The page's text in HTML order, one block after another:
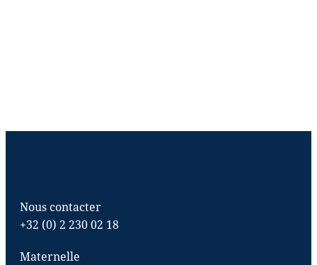
Nous contacter
+32 (0) 2 230 02 18
Maternelle